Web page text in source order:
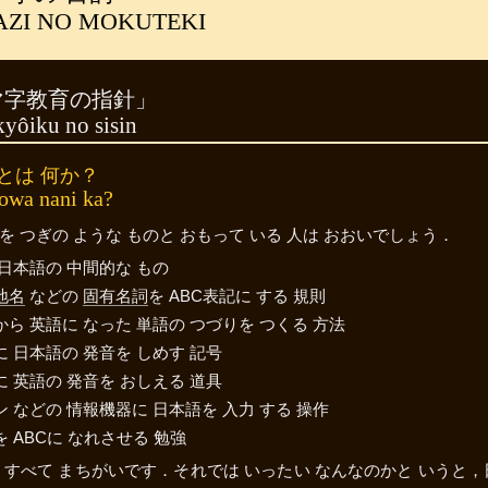
NO MOKUTEKI
教育の指針」
no sisin
は 何か？
nani ka?
つぎの ような ものと おもって いる 人は おおいでしょう．
本語の 中間的な もの
名 などの 固有名詞を ABC表記に する 規則
ら 英語に なった 単語の つづりを つくる 方法
日本語の 発音を しめす 記号
英語の 発音を おしえる 道具
などの 情報機器に 日本語を 入力 する 操作
ABCに なれさせる 勉強
べて まちがいです．それでは いったい なんなのかと いうと，